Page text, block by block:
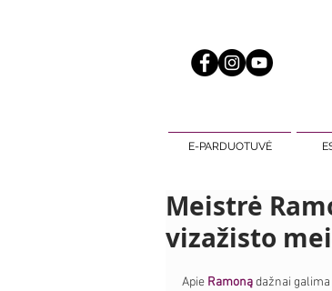
E-PARDUOTUVĖ
Meistrė
vizažisto
Apie Ramoną dažnai